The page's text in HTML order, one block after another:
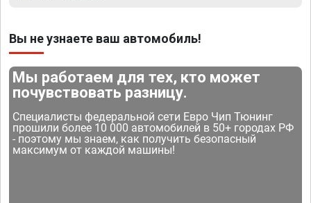
Вы не узнаете ваш автомобиль!
Мы работаем для тех, кто может
почувствовать разницу.
Специалисты федеральной сети Евро Чип Тюнинг
прошили более 10 000 автомобилей в 50+ городах РФ
- поэтому мы знаем, как получить безопасный
максимум от каждой машины!